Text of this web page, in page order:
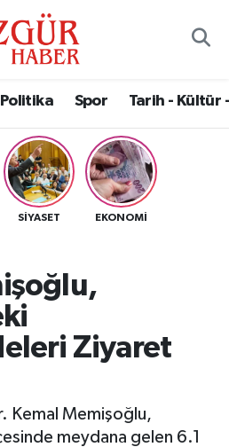
Politika Spor Tarih - Kültür
SIYASET EKONOMI
Ziyaret
Kemal Memişoğlu,
meydana gelen 6.1
ve Fikstür